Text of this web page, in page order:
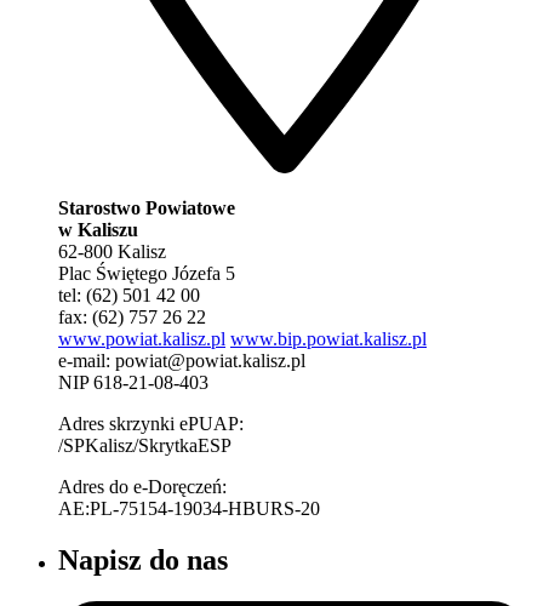
Starostwo Powiatowe
w Kaliszu
62-800 Kalisz
Plac Świętego Józefa 5
tel: (62) 501 42 00
fax: (62) 757 26 22
www.powiat.kalisz.pl www.bip.powiat.kalisz.pl
e-mail: powiat@powiat.kalisz.pl
NIP 618-21-08-403
Adres skrzynki ePUAP:
/SPKalisz/SkrytkaESP
Adres do e-Doręczeń:
AE:PL-75154-19034-HBURS-20
Napisz do nas